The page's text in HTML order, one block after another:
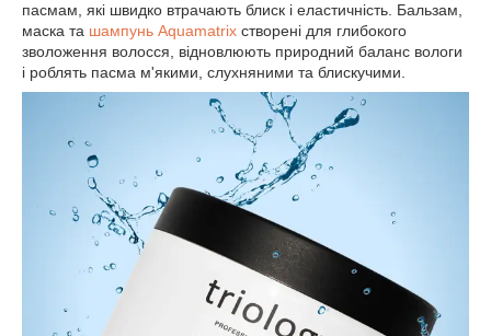
пасмам, які швидко втрачають блиск і еластичність. Бальзам,
маска та шампунь Aquamatrix створені для глибокого
зволоження волосся, відновлюють природний баланс вологи
і роблять пасма м'якими, слухняними та блискучими.